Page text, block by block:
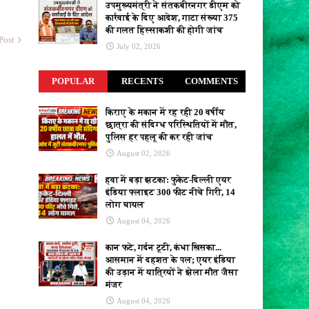
पर अटैक... शेख हसीना के 'कैमरा बंद' भाषण के
बाद क्या-क्या हुआ Aaj Tak News
शाकिब अल हसन के घर पर फेंका पेट्रोल बम,
International Hindi News Hindustan
बांग्लादेश के पूर्व कप्तान शाकिब अल हसन के घर
में भाग लिया था India TV Hindi
FCRA बिल को लेकर बैकफुट पर सरकार? राहुल
गांधी से साधा संपर्क, खत्म होगा हंगामा? -
FCRA बिल को लेकर बैकफुट पर सरकार?
राहुल गांधी से साधा संपर्क, खत्म होगा
Hindustan
लोकसभा में चंदे से जुड़े बिल पर चर्चा संभव:
अमित शाह जवाब दे सकते हैं; विपक्ष का नीट पेपर
लीक और चढ़ावा चोरी ... bhaskar.com
उपमुख्यमंत्री ने संतकबीरनगर डीएम को
कार्रवाई के दिए आदेश, गाटा संख्या 375
की गलत हिस्साकशी की होगी जांच
July 02, 2026
POPULAR RECENTS COMMENTS
किराए के मकान में रह रही 20 वर्षीय
छात्रा की संदिग्ध परिस्थितियों में मौत,
पुलिस हर पहलू की कर रही जांच
August 02, 2026
हवा में बड़ा झटका: फुकेट-दिल्ली एयर
इंडिया फ्लाइट 300 फीट नीचे गिरी, 14
लोग घायल
August 04, 2026
कान फटे, गर्दन टूटी, कंधा खिसका...
आसमान में दहशत के पल; एयर इंडिया
की उड़ान में यात्रियों ने झेला मौत जैसा
मंजर
August 04, 2026